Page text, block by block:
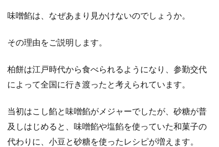
ん。一般的...
茄子の漬物を美しい色のまま漬ける
変色防止の方法とは
ますね。昔からの日本の味です。漬ける野菜は
い...
味噌餡は、なぜあまり見かけないのでしょうか。
その理由をご説明します。
柏餅は江戸時代から食べられるようになり、参勤交代
によって全国に行き渡ったと考えられています。
当初はこし餡と味噌餡がメジャーでしたが、砂糖が普
及しはじめると、味噌餡や塩餡を使っていた和菓子の
代わりに、小豆と砂糖を使ったレシピが増えます。